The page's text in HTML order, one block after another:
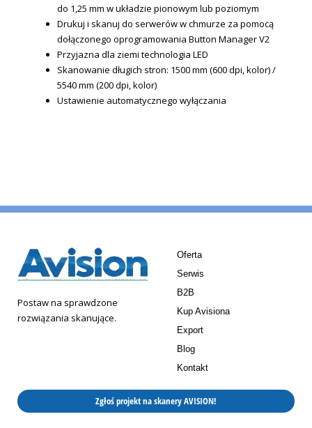
do 1,25 mm w układzie pionowym lub poziomym
Drukuj i skanuj do serwerów w chmurze za pomocą
dołączonego oprogramowania Button Manager V2
Przyjazna dla ziemi technologia LED
Skanowanie długich stron: 1500 mm (600 dpi, kolor) /
5540 mm (200 dpi, kolor)
Ustawienie automatycznego wyłączania
Postaw na sprawdzone
rozwiązania skanujące.
Oferta
Serwis
B2B
Kup Avisiona
Export
Blog
Kontakt
Zgłoś projekt na skanery AVISION!